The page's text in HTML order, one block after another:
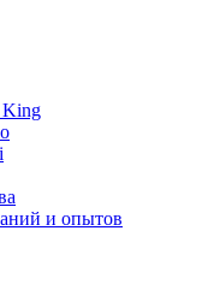
King
и опытов